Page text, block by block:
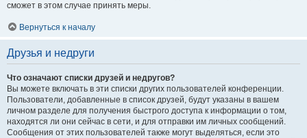
сможет в этом случае принять меры.
Вернуться к началу
Друзья и недруги
Что означают списки друзей и недругов?
Вы можете включать в эти списки других пользователей конференции.
Пользователи, добавленные в список друзей, будут указаны в вашем
личном разделе для получения быстрого доступа к информации о том,
находятся ли они сейчас в сети, и для отправки им личных сообщений.
Сообщения от этих пользователей также могут выделяться, если это